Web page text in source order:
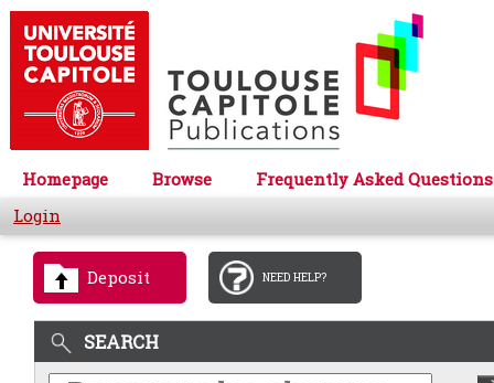
Homepage Browse
Frequently Asked Questions
Login
Deposit NEED HELP?
SEARCH